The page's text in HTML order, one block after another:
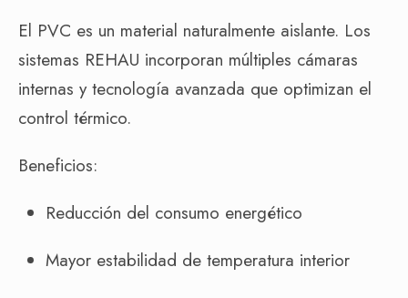
El PVC es un material naturalmente aislante. Los
sistemas REHAU incorporan múltiples cámaras
internas y tecnología avanzada que optimizan el
control térmico.
Beneficios:
Reducción del consumo energético
Mayor estabilidad de temperatura interior